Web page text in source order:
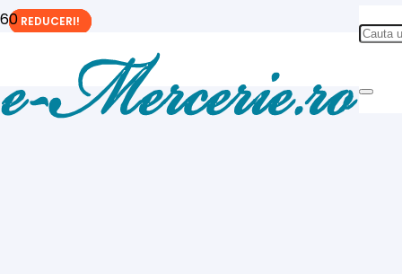
REDUCERI!
REDUCERI!
REDUCERI!